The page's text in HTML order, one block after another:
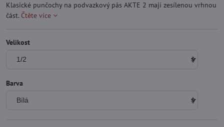
Klasické punčochy na podvazkový pás AKTE 2 mají zesílenou vrhnou
část. Čtěte více
Velikost
Barva